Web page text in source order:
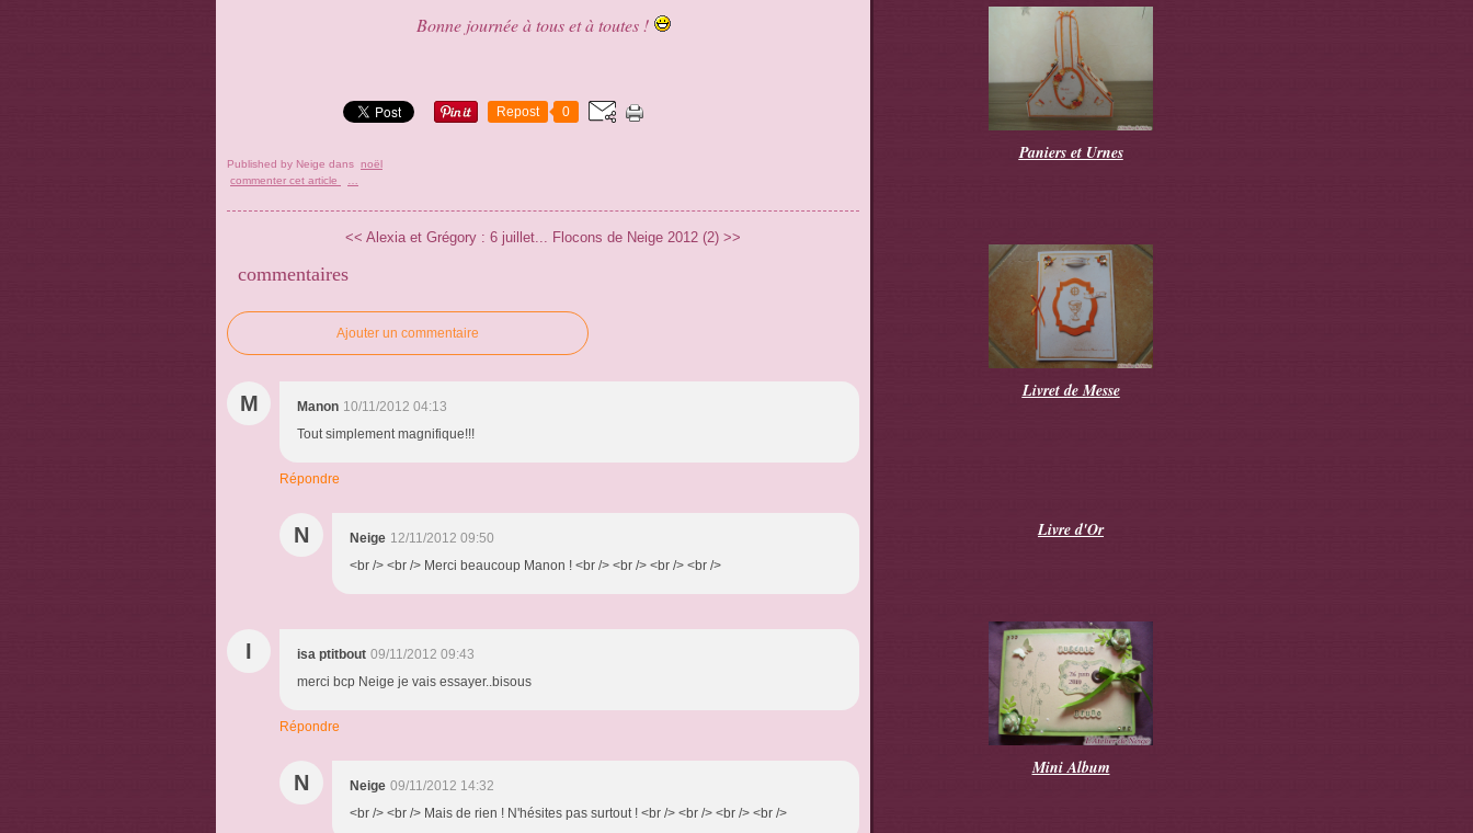
Bonne journée à tous et à toutes !
Repost 0
Published by Neige dans noël
commenter cet article
<< Alexia et Grégory : 6 juillet... Flocons de Neige 2012 (2) >>
commentaires
Ajouter un commentaire
M Manon 10/11/2012 04:13
Tout simplement magnifique!!!
Répondre
N Neige 12/11/2012 09:50
<br /> <br /> Merci beaucoup Manon ! <br /> <br /> <br /> <br />
I isa ptitbout 09/11/2012 09:43
merci bcp Neige je vais essayer..bisous
Répondre
N Neige 09/11/2012 14:32
<br /> <br /> Mais de rien ! N'hésites pas surtout ! <br /> <br /> <br /> <br />
Paniers et Urnes
Livret de Messe
Livre d'Or
Mini Album